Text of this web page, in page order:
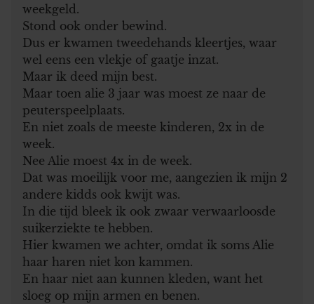
weekgeld.
Stond ook onder bewind.
Dus er kwamen tweedehands kleertjes, waar
wel eens een vlekje of gaatje inzat.
Maar ik deed mijn best.
Maar toen alie 3 jaar was moest ze naar de
peuterspeelplaats.
En niet zoals de meeste kinderen, 2x in de
week.
Nee Alie moest 4x in de week.
Dat was moeilijk voor me, aangezien ik mijn 2
andere kidds ook kwijt was.
In die tijd bleek ik ook zwaar verwaarloosde
suikerziekte te hebben.
Hier kwamen we achter, omdat ik soms Alie
haar haren niet kon kammen.
En haar niet aan kunnen kleden, want het
sloeg op mijn armen en benen.